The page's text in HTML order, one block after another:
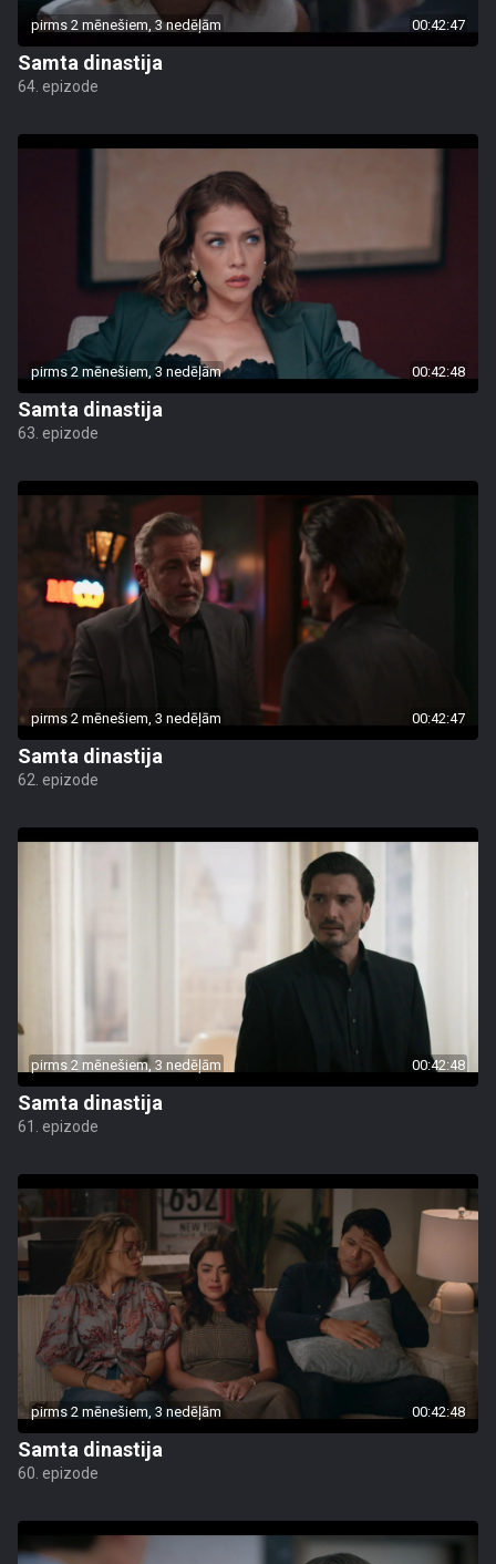
pirms 2 mēnešiem, 3 nedēļām 00:42:47
Samta dinastija
64. epizode
pirms 2 mēnešiem, 3 nedēļām 00:42:48
Samta dinastija
63. epizode
pirms 2 mēnešiem, 3 nedēļām 00:42:47
Samta dinastija
62. epizode
pirms 2 mēnešiem, 3 nedēļām 00:42:48
Samta dinastija
61. epizode
pirms 2 mēnešiem, 3 nedēļām 00:42:48
Samta dinastija
60. epizode